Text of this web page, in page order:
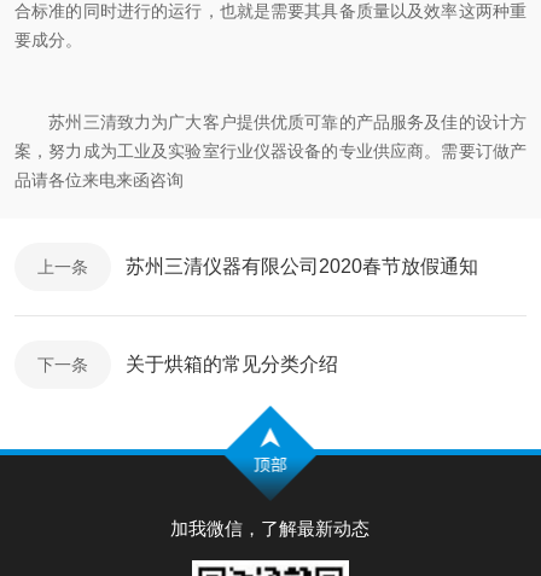
合标准的同时进行的运行，也就是需要其具备质量以及效率这两种重
要成分。
苏州三清致力为广大客户提供优质可靠的产品服务及佳的设计方
案，努力成为工业及实验室行业仪器设备的专业供应商。需要订做产
品请各位来电来函咨询
上一条 苏州三清仪器有限公司2020春节放假通知
下一条 关于烘箱的常见分类介绍
加我微信，了解最新动态